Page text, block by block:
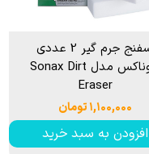
اسفنج جرم گیر 2 عددی
سوناکس مدل Sonax Dirt
Eraser
۱,۱۰۰,۰۰۰ تومان
افزودن به سبد خرید